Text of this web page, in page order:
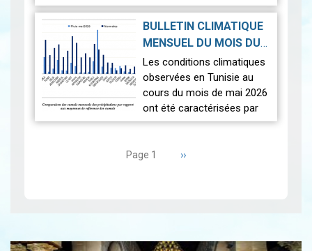
proches de la normale,
avec un léger excédent
thermique de +0,3 °c
Nous r…
BULLETIN CLIMATIQUE
MENSUEL DU MOIS DU
MAI 2026|2026-06-17
Les conditions climatiques
observées en Tunisie au
cours du mois de mai 2026
ont été caractérisées par
des températures proches
répartition spatiale
Page 1 Page
››